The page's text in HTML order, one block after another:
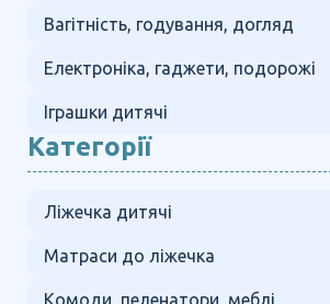
Вагітність, годування, догляд
Електроніка, гаджети, подорожі
Іграшки дитячі
Категорії
Ліжечка дитячі
Матраси до ліжечка
Комоди, пеленатори, меблі